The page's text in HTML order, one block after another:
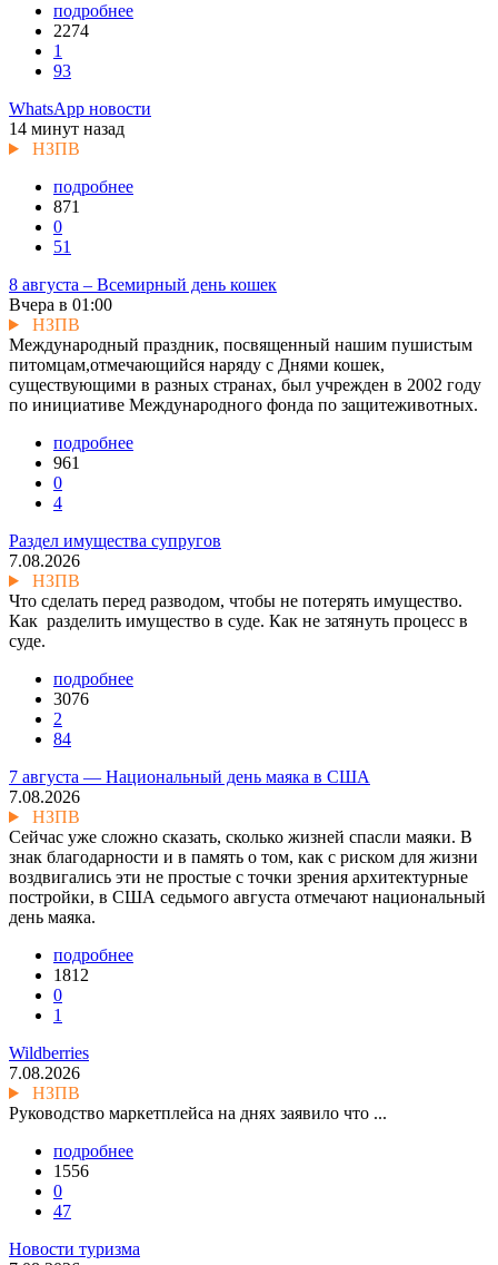
подробнее
2274
1
93
WhatsApp новости
14 минут назад
НЗПВ
подробнее
871
0
51
8 августа – Всемирный день кошек
Вчера в 01:00
НЗПВ
Международный праздник, посвященный нашим пушистым
питомцам,отмечающийся наряду с Днями кошек,
существующими в разных странах, был учрежден в 2002 году
по инициативе Международного фонда по защитеживотных.
подробнее
961
0
4
Раздел имущества супругов
7.08.2026
НЗПВ
Что сделать перед разводом, чтобы не потерять имущество.
Как разделить имущество в суде. Как не затянуть процесс в
суде.
подробнее
3076
2
84
7 августа — Национальный день маяка в США
7.08.2026
НЗПВ
Сейчас уже сложно сказать, сколько жизней спасли маяки. В
знак благодарности и в память о том, как с риском для жизни
воздвигались эти не простые с точки зрения архитектурные
постройки, в США седьмого августа отмечают национальный
день маяка.
подробнее
1812
0
1
Wildberries
7.08.2026
НЗПВ
Руководство маркетплейса на днях заявило что ...
подробнее
1556
0
47
Новости туризма